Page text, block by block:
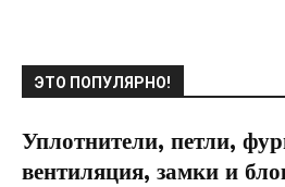
ЭТО ПОПУЛЯРНО!
Уплотнители, петли,
вентиляция, замки и